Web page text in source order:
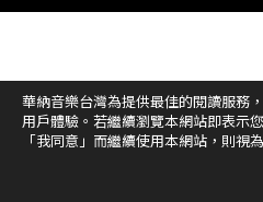
華納音樂台灣為提供最佳的閱讀服務
用戶體驗。若繼續瀏覽本網站即表示
「我同意」而繼續使用本網站，則視